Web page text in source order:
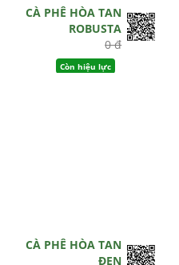
CÀ PHÊ HÒA TAN
ROBUSTA
0 đ
Còn hiệu lực
CÀ PHÊ HÒA TAN
ĐEN